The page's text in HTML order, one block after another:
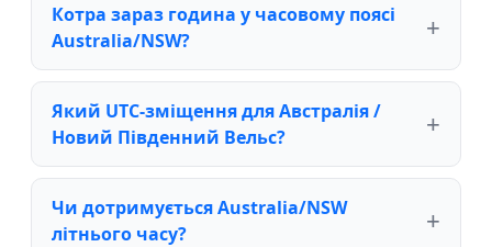
Котра зараз година у часовому поясі
Australia/NSW?
Який UTC-зміщення для Австралія /
Новий Південний Вельс?
Чи дотримується Australia/NSW
літнього часу?